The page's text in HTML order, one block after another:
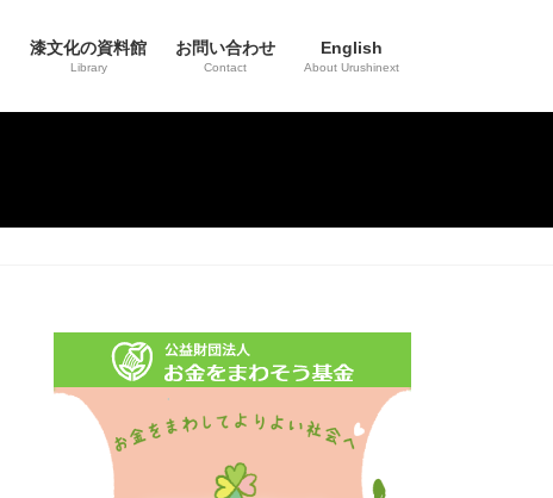
漆文化の資料館
Library
お問い合わせ
Contact
English
About Urushinext